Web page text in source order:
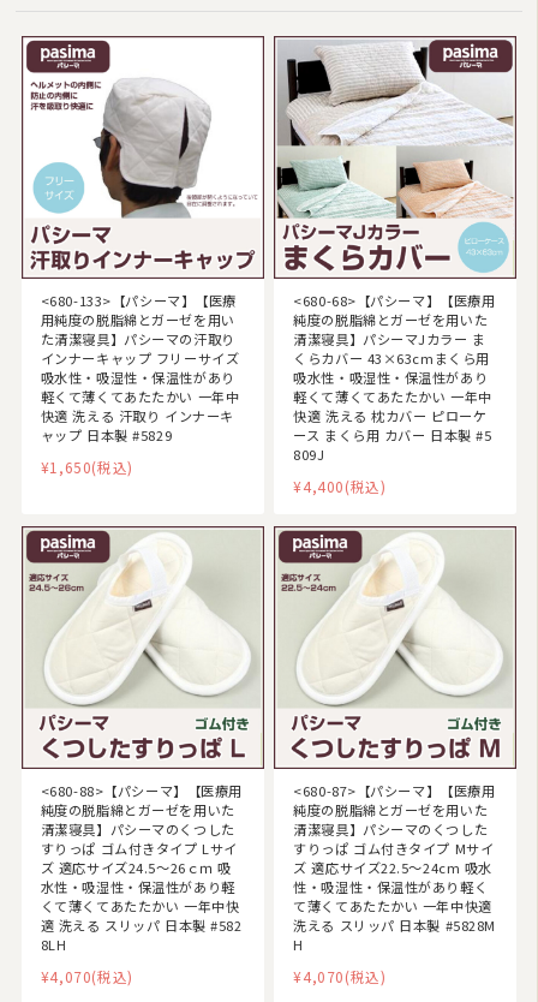
<680-133>【パシーマ】【医療
用純度の脱脂綿とガーゼを用い
た清潔寝具】パシーマの汗取り
インナーキャップ フリーサイズ
吸水性・吸湿性・保温性があり
軽くて薄くてあたたかい 一年中
快適 洗える 汗取り インナーキ
ャップ 日本製 #5829
¥1,650(税込)
<680-68>【パシーマ】【医療用
純度の脱脂綿とガーゼを用いた
清潔寝具】パシーマJカラー ま
くらカバー 43×63cmまくら用
吸水性・吸湿性・保温性があり
軽くて薄くてあたたかい 一年中
快適 洗える 枕カバー ピローケ
ース まくら用 カバー 日本製 #5
809J
¥4,400(税込)
<680-88>【パシーマ】【医療用
純度の脱脂綿とガーゼを用いた
清潔寝具】パシーマのくつした
すりっぱ ゴム付きタイプ Lサイ
ズ 適応サイズ24.5〜26ｃｍ 吸
水性・吸湿性・保温性があり軽
くて薄くてあたたかい 一年中快
適 洗える スリッパ 日本製 #582
8LH
¥4,070(税込)
<680-87>【パシーマ】【医療用
純度の脱脂綿とガーゼを用いた
清潔寝具】パシーマのくつした
すりっぱ ゴム付きタイプ Mサイ
ズ 適応サイズ22.5〜24cm 吸水
性・吸湿性・保温性があり軽く
て薄くてあたたかい 一年中快適
洗える スリッパ 日本製 #5828M
H
¥4,070(税込)
選択中のカテゴリ
pasima（パシーマ）
日用品（マスク・タオル・スリッパなど）
商品カテゴリ
羽毛布団
その他掛け布団
敷き布団
マットレス
湿気対策マット・除湿シート
タオルケット・ガーゼケット
布団セット/組布団
まくら
毛布
布団カバー
ベビー・ジュニア用寝具
こたつ布団
マルチカバー・クロス
座布団・クッション